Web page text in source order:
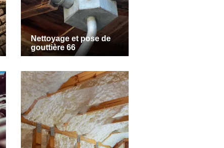
Nettoyage et pose de
gouttière 66